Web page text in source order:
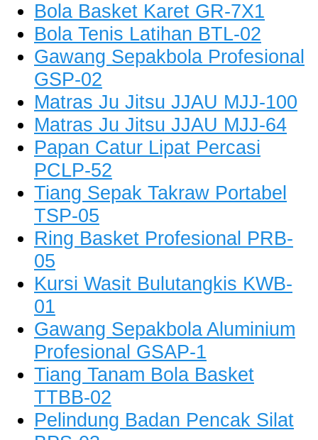
Bola Basket Karet GR-7X1
Bola Tenis Latihan BTL-02
Gawang Sepakbola Profesional
GSP-02
Matras Ju Jitsu JJAU MJJ-100
Matras Ju Jitsu JJAU MJJ-64
Papan Catur Lipat Percasi
PCLP-52
Tiang Sepak Takraw Portabel
TSP-05
Ring Basket Profesional PRB-
05
Kursi Wasit Bulutangkis KWB-
01
Gawang Sepakbola Aluminium
Profesional GSAP-1
Tiang Tanam Bola Basket
TTBB-02
Pelindung Badan Pencak Silat